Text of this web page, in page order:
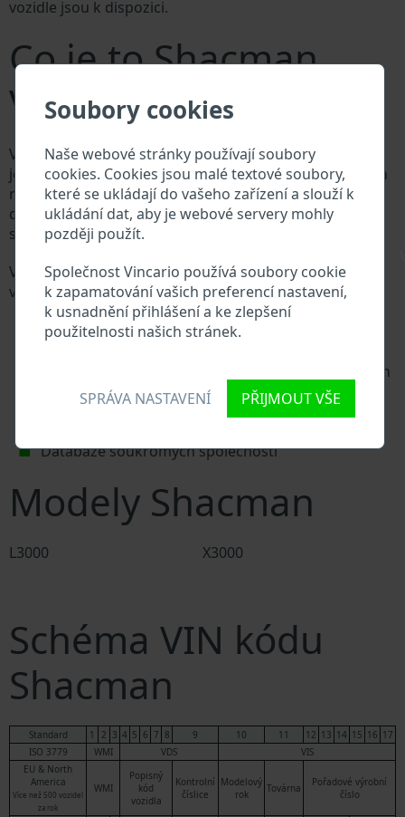
Soubory cookies
Naše webové stránky používají soubory
cookies. Cookies jsou malé textové soubory,
které se ukládají do vašeho zařízení a slouží k
ukládání dat, aby je webové servery mohly
později použít.
Společnost Vincario používá soubory cookie
k zapamatování vašich preferencí nastavení,
k usnadnění přihlášení a ke zlepšení
použitelnosti našich stránek.
SPRÁVA NASTAVENÍ PŘIJMOUT VŠE
vozidle jsou k dispozici.
Co je to Shacman
VIN?
Výrobce vozů Shacman přiděluje každému vozidlu
jedinečné identifikační číslo zvané Vehicle Identification
number (VIN). VIN se skládá ze znaků a čísel o celkové
délce 17 znaků, do kterých ze zakódovaná základní
specifikaci vozidla.
Všechny databáze v automobilovém průmyslu
vyhledávají prostřednictvím VIN:
Databáze výrobce Shacman
Databáze dovozců/vývozců Shacman
Dodavatelé náhradních dílů a autoservisy Shacman
Národní registr vozidel
Databáze soukromých společností
Modely Shacman
L3000 X3000
Schéma VIN kódu
Shacman
Standard 1 2 3 4 5 6 7 8 9 10 11 12 13 14 15 16 17
ISO 3779
WMI VDS
VIS
EU & North
America
Více než 500 vozidel
za rok
WMI
Popisný
kód
vozidla
Kontrolní
číslice
Modelový
rok
Továrna
Pořadové výrobní
číslo